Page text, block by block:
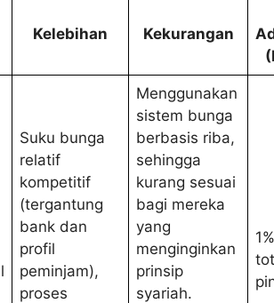
Kelebihan Kekurangan
Suku bunga
relatif
kompetitif
(tergantung
bank dan
profil
peminjam),
proses
Menggunakan
sistem bunga
berbasis riba,
sehingga
kurang sesuai
bagi mereka
yang
menginginkan
prinsip
syariah.